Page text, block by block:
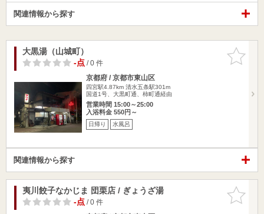
関連情報から探す
お気に入
りに追加
大黒湯（山城町）
-点/ 0 件
京都府 / 京都市東山区
四宮駅4.87km 清水五条駅301m
国道1号、大黒町通、柿町通経由
営業時間 15:00～25:00
入浴料金 550円～
日帰り 水風呂
関連情報から探す
お気に入
りに追加
夷川餃子なかじま 団栗店 / ぎょうざ湯
-点/ 0 件